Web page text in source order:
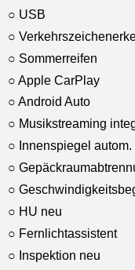
○ USB
○
○ Sommerreifen
○ Apple CarPlay
○ Android Auto
○ Musikstreaming
○ Innenspiegel
○
○
○ HU neu
○ Fernlichtassistent
○ Inspektion neu